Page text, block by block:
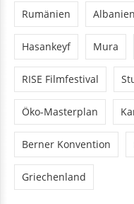
Rumänien Albanien
Hasankeyf Mura
RISE Filmfestival
Öko-Masterplan
Berner Konvention
Griechenland